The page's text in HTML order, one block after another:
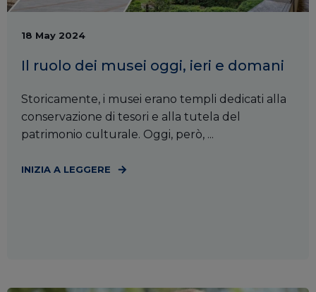
18 May 2024
Il ruolo dei musei oggi, ieri e domani
Storicamente, i musei erano templi dedicati alla
conservazione di tesori e alla tutela del
patrimonio culturale. Oggi, però, ...
INIZIA A LEGGERE